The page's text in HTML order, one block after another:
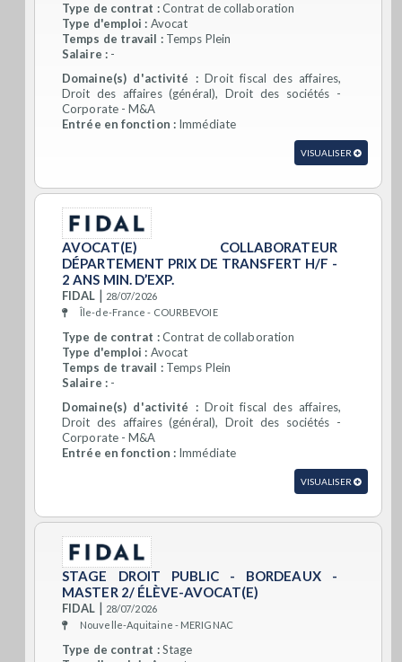
Type de contrat :Contrat de collaboration
Type d'emploi : Avocat
Temps de travail :Temps Plein
Salaire :-
Domaine(s) d'activité :Droit fiscal des affaires,
Droit des affaires (général), Droit des sociétés -
Corporate - M&A
Entrée en fonction : Immédiate
VISUALISER
AVOCAT(E) COLLABORATEUR
DÉPARTEMENT PRIX DE TRANSFERT H/F -
2 ANS MIN. D’EXP.
FIDAL | 28/07/2026
Île-de-France - COURBEVOIE
Type de contrat :Contrat de collaboration
Type d'emploi : Avocat
Temps de travail :Temps Plein
Salaire :-
Domaine(s) d'activité :Droit fiscal des affaires,
Droit des affaires (général), Droit des sociétés -
Corporate - M&A
Entrée en fonction : Immédiate
VISUALISER
STAGE DROIT PUBLIC - BORDEAUX -
MASTER 2/ ÉLÈVE-AVOCAT(E)
FIDAL | 28/07/2026
Nouvelle-Aquitaine - MERIGNAC
Type de contrat :Stage